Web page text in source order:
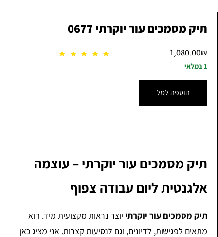
תיק מסמכים עור יוקרתי 0677
1,080.00₪
1 במלאי
הוספה לסל
תיק מסמכים עור יוקרתי – עוצמה
אלגנטית ליום עבודה צפוף
תיק מסמכים עור יוקרתייוצר נראות מקצועית מיד. הוא
מתאים לפגישות, לדיונים, וגם לנסיעות קצרות. אני מציג כאן